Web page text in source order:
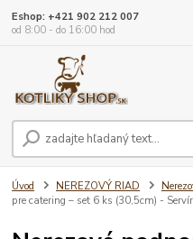
Eshop: +421 902 212 007
od 8:00 - do 16:00 hod
Úvod NEREZOVÝ RIAD
pre catering – set 6 ks (30,5cm) -